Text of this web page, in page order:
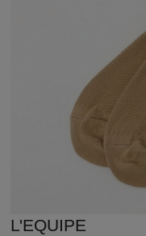
L'EQUIPE